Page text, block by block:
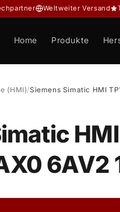
Weltweiter Versand
Home Produkte
(HMI)/Siemens Simatic HMI
6AV2